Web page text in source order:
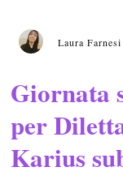
Laura Farnesi
Giornata
per
Karius